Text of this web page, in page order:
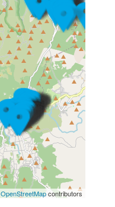
OpenStreetMapcontributors